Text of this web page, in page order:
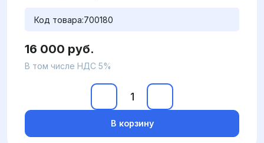
Код товара:700180
16 000 руб.
В том числе НДС 5%
В корзину